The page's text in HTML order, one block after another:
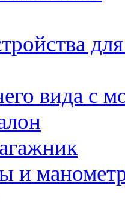
вида с
и